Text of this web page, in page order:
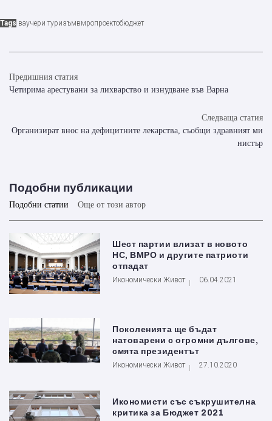
Tags ваучери туризъмвмропроектобюджет
Предишния статия
Четирима арестувани за лихварство и изнудване във Варна
Следваща статия
Организират внос на дефицитните лекарства, съобщи здравният ми
нистър
Подобни публикации
Подобни статии Още от този автор
Шест партии влизат в новото
НС, ВМРО и другите патриоти
отпадат
Икономически Живот 06.04.2021
Поколенията ще бъдат
натоварени с огромни дългове,
смята президентът
Икономически Живот 27.10.2020
Икономисти със съкрушителна
критика за Бюджет 2021